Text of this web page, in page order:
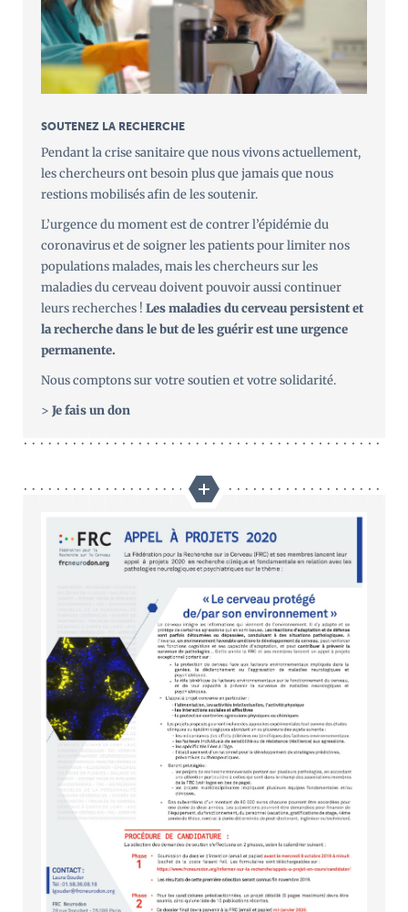
SOUTENEZ LA RECHERCHE
Pendant la crise sanitaire que nous vivons actuellement,
les chercheurs ont besoin plus que jamais que nous
restions mobilisés afin de les soutenir.
L’urgence du moment est de contrer l’épidémie du
coronavirus et de soigner les patients pour limiter nos
populations malades, mais les chercheurs sur les
maladies du cerveau doivent pouvoir aussi continuer
leurs recherches ! Les maladies du cerveau persistent et
la recherche dans le but de les guérir est une urgence
permanente.
Nous comptons sur votre soutien et votre solidarité.
> Je fais un don